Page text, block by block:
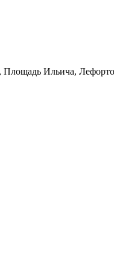
Площадь Ильича,